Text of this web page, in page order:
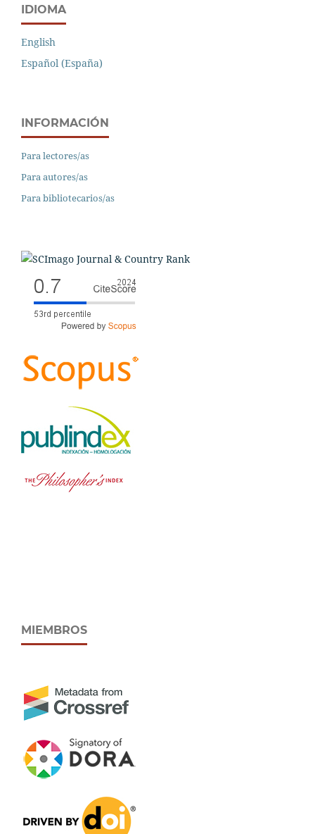
IDIOMA
English
Español (España)
INFORMACIÓN
Para lectores/as
Para autores/as
Para bibliotecarios/as
MIEMBROS